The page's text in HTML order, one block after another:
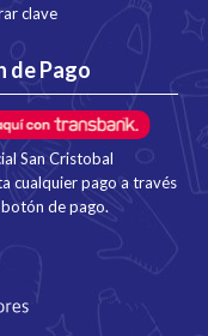
clave
de Pago
San Cristobal
cualquier pago a través
de pago.